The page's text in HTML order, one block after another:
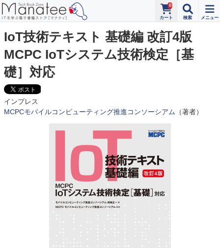
0
IoT技術テキスト 基礎編 改訂4版
MCPC IoTシステム技術検定［基
礎］対応
インプレス
MCPCモバイルコンピューティング推進コンソーシアム
（著者）